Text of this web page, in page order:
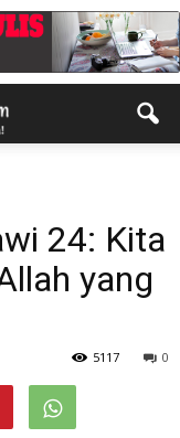
24: Kita
yang
0
5117